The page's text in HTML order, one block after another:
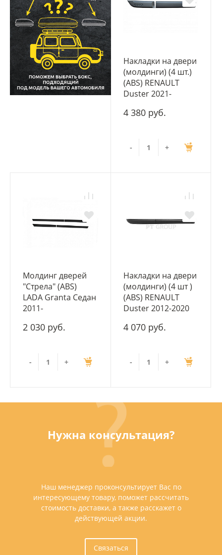
Накладки на двери
(молдинги) (4 шт.)
(ABS) RENAULT
Duster 2021-
4 380 руб.
- +
Молдинг дверей
"Стрела" (ABS)
LADA Granta Седан
2011-
2 030 руб.
- +
Накладки на двери
(молдинги) (4 шт )
(ABS) RENAULT
Duster 2012-2020
4 070 руб.
- +
Нужна консультация?
Наш менеджер проконсультирует Вас по
интересующему товару, поможет рассчитать
стоимость доставки, а также расскажет о
действующей акции.
Связаться